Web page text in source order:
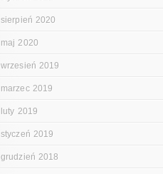
sierpień 2020
maj 2020
wrzesień 2019
marzec 2019
luty 2019
styczeń 2019
grudzień 2018